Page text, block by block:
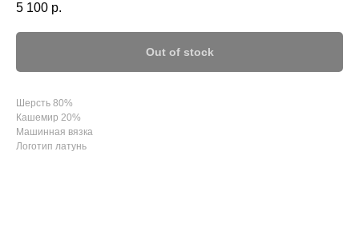
5 100 р.
Out of stock
Шерсть 80%
Кашемир 20%
Машинная вязка
Логотип латунь